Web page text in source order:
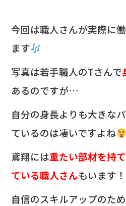
b
o
o
k
今回は職人さんが実際に
ます
写真は若手職人のTさんで
あるのですが…
自分の身長よりも大きな
ているのは凄いですよね
鳶翔には重たい部材を持
ている職人さんもいます！
自信のスキルアップのた